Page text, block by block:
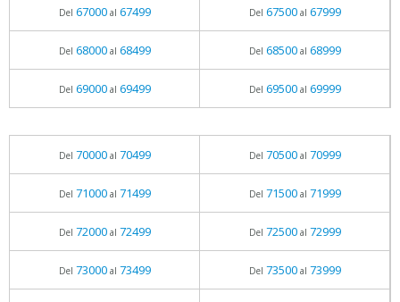
Del 67000al 67499 Del 67500al 67999
Del 68000al 68499 Del 68500al 68999
Del 69000al 69499 Del 69500al 69999
Del 70000al 70499 Del 70500al 70999
Del 71000al 71499 Del 71500al 71999
Del 72000al 72499 Del 72500al 72999
Del 73000al 73499 Del 73500al 73999